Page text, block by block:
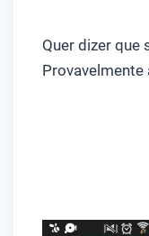
Quer dizer que
Provavelmente